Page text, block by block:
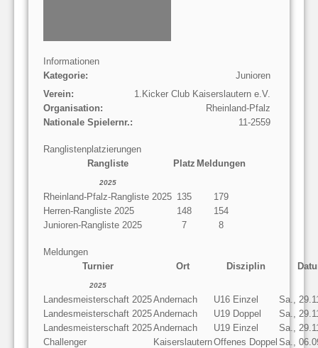
Informationen
Kategorie:
Junioren
Verein:
1.Kicker Club Kaiserslautern e.V.
Organisation:
Rheinland-Pfalz
Nationale Spielernr.:
11-2559
Ranglistenplatzierungen
Rangliste
Platz Meldungen
2025
Rheinland-Pfalz-Rangliste 2025 135
179
Herren-Rangliste 2025
148
154
Junioren-Rangliste 2025
7 8
Meldungen
Turnier
Ort Disziplin
2025
Landesmeisterschaft 2025Andernach U16 Einzel
Sa.,
Landesmeisterschaft 2025Andernach U19 Doppel
Sa.,
Landesmeisterschaft 2025Andernach U19 Einzel
Sa.,
Challenger
KaiserslauternOffenes Doppel Sa.,